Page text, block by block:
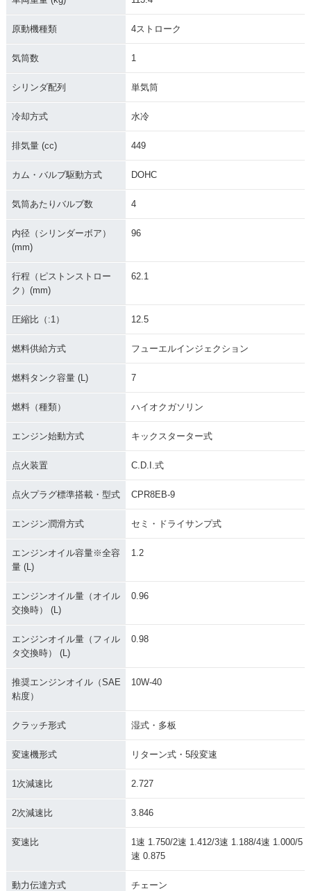
原動機種類 4ストローク
気筒数 1
シリンダ配列 単気筒
冷却方式 水冷
排気量 (cc) 449
カム・バルブ駆動方式 DOHC
気筒あたりバルブ数 4
内径（シリンダーボア）
(mm)
96
行程（ピストンストロー
ク）(mm)
62.1
圧縮比（:1） 12.5
燃料供給方式 フューエルインジェクション
燃料タンク容量 (L) 7
燃料（種類） ハイオクガソリン
エンジン始動方式 キックスターター式
点火装置 C.D.I.式
点火プラグ標準搭載・型式 CPR8EB-9
エンジン潤滑方式 セミ・ドライサンプ式
エンジンオイル容量※全容
量 (L)
1.2
エンジンオイル量（オイル
交換時） (L)
0.96
エンジンオイル量（フィル
タ交換時） (L)
0.98
推奨エンジンオイル（SAE
粘度）
10W-40
クラッチ形式 湿式・多板
変速機形式 リターン式・5段変速
1次減速比 2.727
2次減速比 3.846
変速比
1速 1.750/2速 1.412/3速 1.188/4速 1.000/5
速 0.875
動力伝達方式 チェーン